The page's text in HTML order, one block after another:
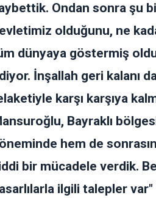
Ondan sonra şu
olduğunu, ne
dünyaya göstermiş
İnşallah geri kalanı
karşı karşıya
Bayraklı
hem de
bir mücadele verdik.
ilgili talepler var"